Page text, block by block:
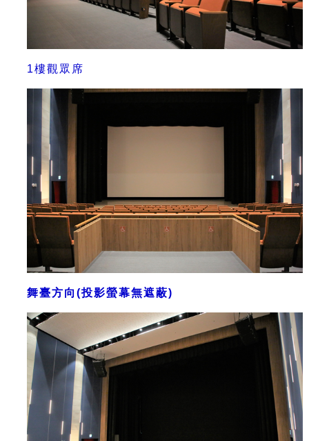
1樓觀眾席
舞臺方向(投影螢幕無遮蔽)